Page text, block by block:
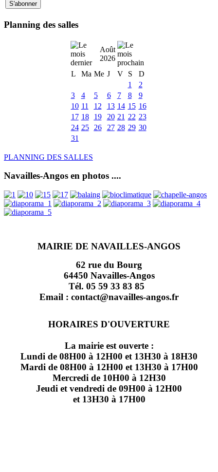
Planning des salles
Août
2026
L
Ma Me J V S
D
1
2
3
4 5 6 7 8
9
10 11 12 13 14 15 16
17 18 19 20 21 22 23
24 25 26 27 28 29 30
31
PLANNING DES SALLES
Navailles-Angos en photos ....
MAIRIE DE NAVAILLES-ANGOS
62 rue du Bourg
64450 Navailles-Angos
Tél. 05 59 33 83 85
Email : contact@navailles-angos.fr
HORAIRES D'OUVERTURE
La mairie est ouverte :
Lundi de 08H00 à 12H00 et 13H30 à 18H30
Mardi de 08H00 à 12H00 et 13H30 à 17H00
Mercredi de 10H00 à 12H30
Jeudi et vendredi de 09H00 à 12H00
et 13H30 à 17H00